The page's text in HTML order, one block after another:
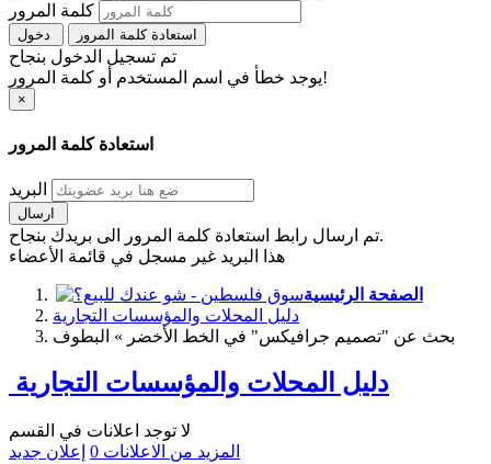
كلمة المرور
استعادة كلمة المرور
تم تسجيل الدخول بنجاح
يوجد خطأ في اسم المستخدم أو كلمة المرور!
×
استعادة كلمة المرور
البريد
تم ارسال رابط استعادة كلمة المرور الى بريدك بنجاح.
هذا البريد غير مسجل في قائمة الأعضاء
الصفحة الرئيسية
دليل المحلات والمؤسسات التجارية
بحث عن "تصميم جرافيكس" في الخط الأخضر » البطوف
دليل المحلات والمؤسسات التجارية
لا توجد اعلانات في القسم
المزيد من الاعلانات 0 إعلان جديد